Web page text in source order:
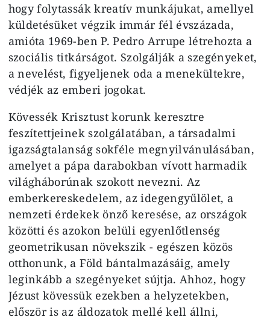
hogy folytassák kreatív munkájukat, amellyel
küldetésüket végzik immár fél évszázada,
amióta 1969-ben P. Pedro Arrupe létrehozta a
szociális titkárságot. Szolgálják a szegényeket,
a nevelést, figyeljenek oda a menekültekre,
védjék az emberi jogokat.
Kövessék Krisztust korunk keresztre
feszítettjeinek szolgálatában, a társadalmi
igazságtalanság sokféle megnyilvánulásában,
amelyet a pápa darabokban vívott harmadik
világháborúnak szokott nevezni. Az
emberkereskedelem, az idegengyűlölet, a
nemzeti érdekek önző keresése, az országok
közötti és azokon belüli egyenlőtlenség
geometrikusan növekszik - egészen közös
otthonunk, a Föld bántalmazásáig, amely
leginkább a szegényeket sújtja. Ahhoz, hogy
Jézust kövessük ezekben a helyzetekben,
először is az áldozatok mellé kell állni,